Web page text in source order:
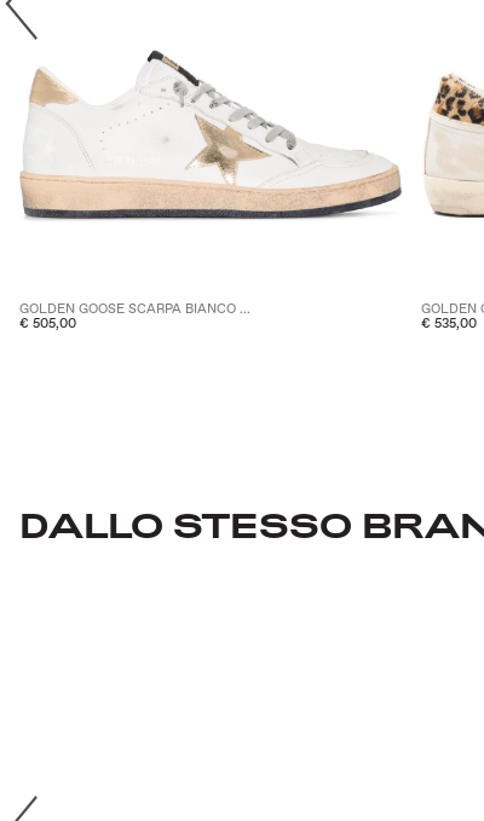
GOLDEN GOOSE SCARPA BIANCO ...
€ 505,00
GOLDEN
€ 535,00
DALLO STESSO